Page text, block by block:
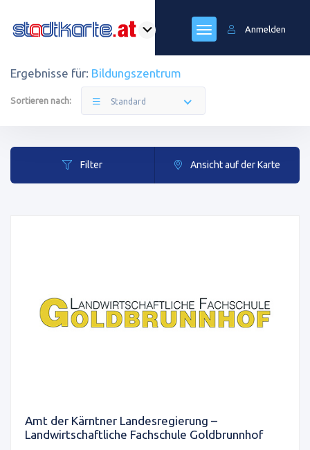
Anmelden
Ergebnisse für: Bildungszentrum
Sortieren nach: Standard
Filter Ansicht auf der Karte
Amt der Kärntner Landesregierung –
Landwirtschaftliche Fachschule Goldbrunnhof